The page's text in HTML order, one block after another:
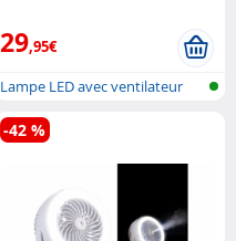
29,95€
Lampe LED avec ventilateur
pour ord..
-42 %